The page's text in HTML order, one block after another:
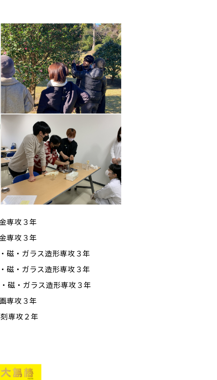
専攻３年
専攻３年
磁・ガラス造形専攻３年
磁・ガラス造形専攻３年
磁・ガラス造形専攻３年
専攻３年
専攻２年